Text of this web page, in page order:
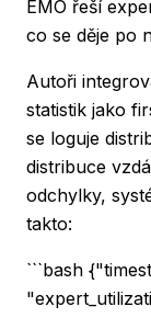
EMO řeší
co se děje po
Autoři
statistik jako
se loguje
distribuce
odchylky,
takto:
```bash